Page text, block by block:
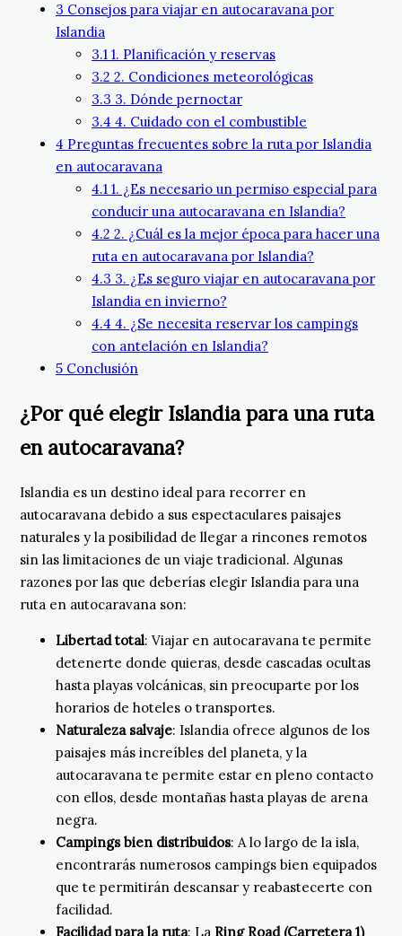
3 Consejos para viajar en autocaravana por
Islandia
3.1 1. Planificación y reservas
3.2 2. Condiciones meteorológicas
3.3 3. Dónde pernoctar
3.4 4. Cuidado con el combustible
4 Preguntas frecuentes sobre la ruta por Islandia
en autocaravana
4.1 1. ¿Es necesario un permiso especial para
conducir una autocaravana en Islandia?
4.2 2. ¿Cuál es la mejor época para hacer una
ruta en autocaravana por Islandia?
4.3 3. ¿Es seguro viajar en autocaravana por
Islandia en invierno?
4.4 4. ¿Se necesita reservar los campings
con antelación en Islandia?
5 Conclusión
¿Por qué elegir Islandia para una ruta
en autocaravana?
Islandia es un destino ideal para recorrer en
autocaravana debido a sus espectaculares paisajes
naturales y la posibilidad de llegar a rincones remotos
sin las limitaciones de un viaje tradicional. Algunas
razones por las que deberías elegir Islandia para una
ruta en autocaravana son:
Libertad total: Viajar en autocaravana te permite
detenerte donde quieras, desde cascadas ocultas
hasta playas volcánicas, sin preocuparte por los
horarios de hoteles o transportes.
Naturaleza salvaje: Islandia ofrece algunos de los
paisajes más increíbles del planeta, y la
autocaravana te permite estar en pleno contacto
con ellos, desde montañas hasta playas de arena
negra.
Campings bien distribuidos: A lo largo de la isla,
encontrarás numerosos campings bien equipados
que te permitirán descansar y reabastecerte con
facilidad.
Facilidad para la ruta: La Ring Road (Carretera 1)